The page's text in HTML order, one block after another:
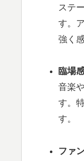
ステ
す。
強く
臨場
音楽
す。
す。
ファ